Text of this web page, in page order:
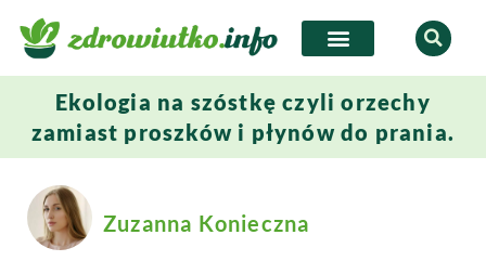
Ekologia na szóstkę czyli orzechy
zamiast proszków i płynów do prania.
Zuzanna Konieczna